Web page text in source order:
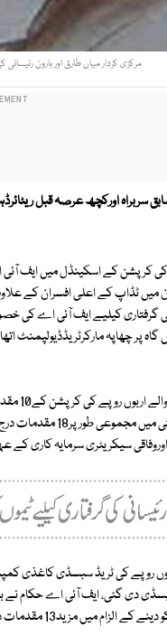
مرکزی کردار میاں طارق اور ہارون
میں ٹڈاپ کے اعلی افسران کے
گرفتاری کیلیے ایف آئی اے
چھاپہ مارکرٹریڈڈیولپمنٹ
طارق
تحقیقات کے دوران
سیکریٹری سرمایہ کاری کے
روپے کی ٹریڈ سبسڈی کاغذی
مقدمات درج کیے گئے ہیں۔